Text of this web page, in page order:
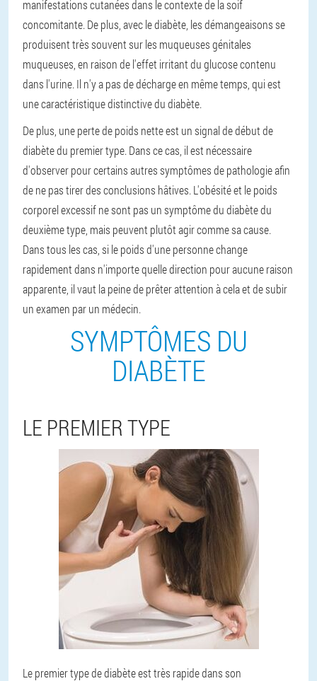
manifestations cutanées dans le contexte de la soif
concomitante. De plus, avec le diabète, les démangeaisons se
produisent très souvent sur les muqueuses génitales
muqueuses, en raison de l'effet irritant du glucose contenu
dans l'urine. Il n'y a pas de décharge en même temps, qui est
une caractéristique distinctive du diabète.
De plus, une perte de poids nette est un signal de début de
diabète du premier type. Dans ce cas, il est nécessaire
d'observer pour certains autres symptômes de pathologie afin
de ne pas tirer des conclusions hâtives. L'obésité et le poids
corporel excessif ne sont pas un symptôme du diabète du
deuxième type, mais peuvent plutôt agir comme sa cause.
Dans tous les cas, si le poids d'une personne change
rapidement dans n'importe quelle direction pour aucune raison
apparente, il vaut la peine de prêter attention à cela et de subir
un examen par un médecin.
SYMPTÔMES DU
DIABÈTE
LE PREMIER TYPE
Le premier type de diabète est très rapide dans son